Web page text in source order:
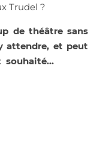
Trudel ?
de théâtre sans
attendre, et peut
souhaité…